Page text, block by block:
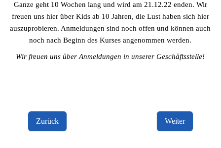
Ganze geht 10 Wochen lang und wird am 21.12.22 enden. Wir
freuen uns hier über Kids ab 10 Jahren, die Lust haben sich hier
auszuprobieren. Anmeldungen sind noch offen und können auch
noch nach Beginn des Kurses angenommen werden.
Wir freuen uns über Anmeldungen in unserer Geschäftsstelle!
Zurück Weiter